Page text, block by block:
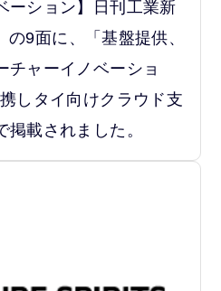
ーション】日刊工業新
9面に、「基盤提供、
ャーイノベーショ
しタイ向けクラウド支
載されました。